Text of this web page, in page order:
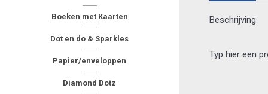
Boeken met Kaarten
Dot en do & Sparkles
Papier/enveloppen
Diamond Dotz
Beschrijving
Typ hier een